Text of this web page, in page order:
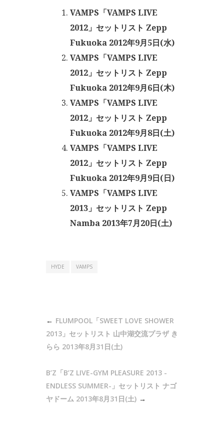
VAMPS「VAMPS LIVE
2012」セットリスト Zepp
Fukuoka 2012年9月5日(水)
VAMPS「VAMPS LIVE
2012」セットリスト Zepp
Fukuoka 2012年9月6日(木)
VAMPS「VAMPS LIVE
2012」セットリスト Zepp
Fukuoka 2012年9月8日(土)
VAMPS「VAMPS LIVE
2012」セットリスト Zepp
Fukuoka 2012年9月9日(日)
VAMPS「VAMPS LIVE
2013」セットリスト Zepp
Namba 2013年7月20日(土)
HYDE VAMPS
FLUMPOOL「SWEET LOVE SHOWER
2013」セットリスト 山中湖交流プラザ き
らら 2013年8月31日(土)
B’Z「B’Z LIVE-GYM PLEASURE 2013 -
ENDLESS SUMMER-」セットリスト ナゴ
ヤドーム 2013年8月31日(土)